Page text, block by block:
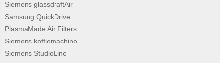
Siemens glassdraftAir
Samsung QuickDrive
PlasmaMade Air Filters
Siemens koffiemachine
Siemens StudioLine